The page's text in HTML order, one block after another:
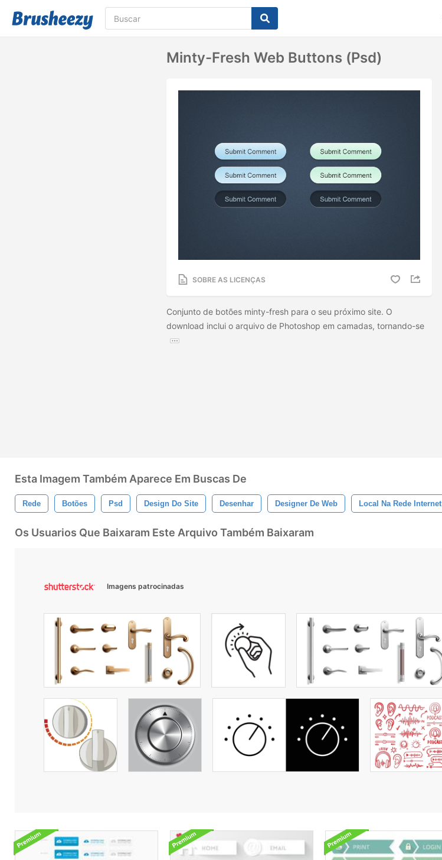
Minty-Fresh Web Buttons (psd)
SOBRE AS LICENÇAS
Conjunto de botões minty-fresh para o seu próximo site. O
download inclui o arquivo de Photoshop em camadas, tornando-se
Esta Imagem Também Aparece Em Buscas De
Rede Botões Psd Design Do Site Desenhar Designer De Web Local Na Rede Internet
Os Usuarios Que Baixaram Este Arquivo Também Baixaram
Imagens patrocinadas